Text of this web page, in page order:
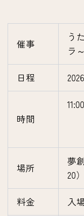
催事
う
ラ～
日程
時間
場所
夢
20）
料金 入